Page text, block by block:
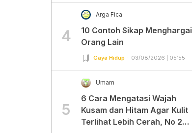
4
Arga Fica
10 Contoh Sikap Menghargai
Orang Lain
Gaya Hidup 03/08/2026 | 05:55
5
Umam
6 Cara Mengatasi Wajah
Kusam dan Hitam Agar Kulit
Terlihat Lebih Cerah, No 2